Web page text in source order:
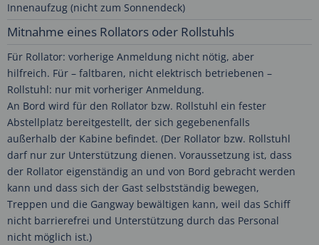
Innenaufzug (nicht zum Sonnendeck)
Mitnahme eines Rollators oder Rollstuhls
Für Rollator: vorherige Anmeldung nicht nötig, aber
hilfreich. Für – faltbaren, nicht elektrisch betriebenen –
Rollstuhl: nur mit vorheriger Anmeldung.
An Bord wird für den Rollator bzw. Rollstuhl ein fester
Abstellplatz bereitgestellt, der sich gegebenenfalls
außerhalb der Kabine befindet. (Der Rollator bzw. Rollstuhl
darf nur zur Unterstützung dienen. Voraussetzung ist, dass
der Rollator eigenständig an und von Bord gebracht werden
kann und dass sich der Gast selbstständig bewegen,
Treppen und die Gangway bewältigen kann, weil das Schiff
nicht barrierefrei und Unterstützung durch das Personal
nicht möglich ist.)